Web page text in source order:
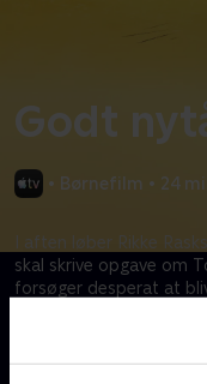
Godt
• Børnefilm • 24
I aften løber Rikke
skal skrive opgave om
forsøger desperat at